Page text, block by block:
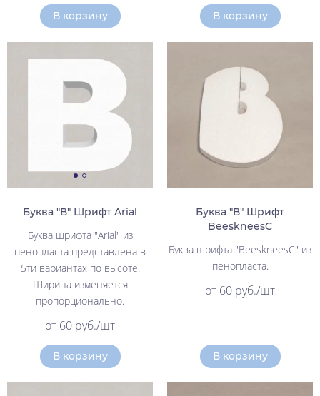
В корзину В корзину
Буква "В" Шрифт Arial
Буква шрифта "Arial" из
пенопласта представлена в
5ти вариантах по высоте.
Ширина изменяется
пропорционально.
от 60 руб./шт
В корзину
Буква "В" Шрифт
BeeskneesC
Буква шрифта "BeeskneesC" из
пенопласта.
от 60 руб./шт
В корзину